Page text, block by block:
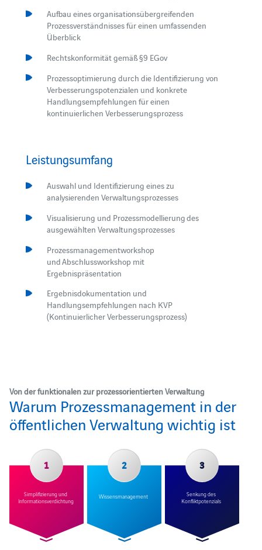
Aufbau eines organisationsübergreifenden
Prozessverständnisses für einen umfassenden
Überblick
Rechtskonformität gemäß §9 EGov
Prozessoptimierung durch die Identifizierung von
Verbesserungspotenzialen und konkrete
Handlungsempfehlungen für einen
kontinuierlichen Verbesserungsprozess
Leistungsumfang
Auswahl und Identifizierung eines zu
analysierenden Verwaltungsprozesses
Visualisierung und Prozessmodellierung des
ausgewählten Verwaltungsprozesses
Prozessmanagementworkshop
und Abschlussworkshop mit
Ergebnispräsentation
Ergebnisdokumentation und
Handlungsempfehlungen nach KVP
(Kontinuierlicher Verbesserungsprozess)
Von der funktionalen zur prozessorientierten Verwaltung
Warum Prozessmanagement in der
öffentlichen Verwaltung wichtig ist
Simplifizierung und
Informationsverdichtung
1
Wissensmanagement
2
Senkung des
Konfliktpotenzials
3